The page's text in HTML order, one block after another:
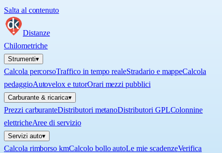
Salta al contenuto
Distanze
Chilometriche
Strumenti▾
Calcola percorsoTraffico in tempo realeStradario e mappeCalcola
pedaggioAutovelox e tutorOrari mezzi pubblici
Carburante & ricarica▾
Prezzi carburanteDistributori metanoDistributori GPLColonnine
elettricheAree di servizio
Servizi auto▾
Calcola rimborso kmCalcolo bollo autoLe mie scadenzeVerifica